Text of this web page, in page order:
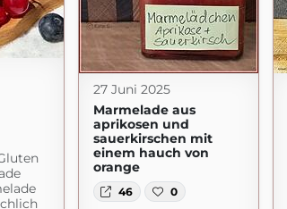
27 Juni 2025
Marmelade aus
aprikosen und
sauerkirschen mit
einem hauch von
orange
46 0